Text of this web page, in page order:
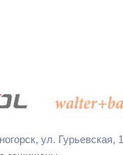
и
ул. Гурьевская,